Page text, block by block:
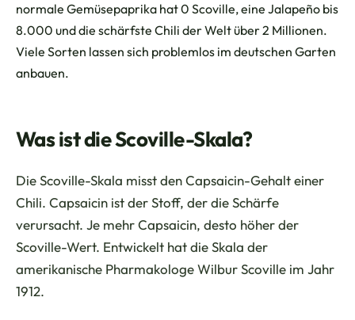
normale Gemüsepaprika hat 0 Scoville, eine Jalapeño bis
8.000 und die schärfste Chili der Welt über 2 Millionen.
Viele Sorten lassen sich problemlos im deutschen Garten
anbauen.
Was ist die Scoville-Skala?
Die Scoville-Skala misst den Capsaicin-Gehalt einer
Chili. Capsaicin ist der Stoff, der die Schärfe
verursacht. Je mehr Capsaicin, desto höher der
Scoville-Wert. Entwickelt hat die Skala der
amerikanische Pharmakologe Wilbur Scoville im Jahr
1912.